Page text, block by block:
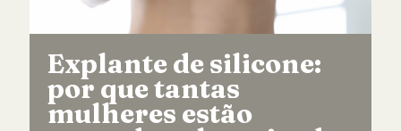
Explante de silicone:
por que tantas
mulheres estão